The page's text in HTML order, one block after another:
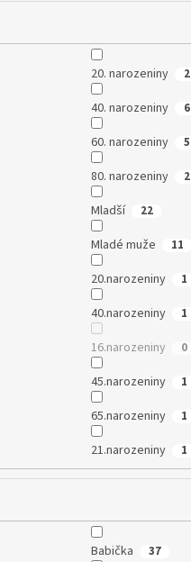
20. narozeniny 2
40. narozeniny 6
60. narozeniny 5
80. narozeniny 2
Mladší 22
Mladé muže 11
20.narozeniny 1
40.narozeniny 1
16.narozeniny 0
45.narozeniny 1
65.narozeniny 1
21.narozeniny 1
Babička 37